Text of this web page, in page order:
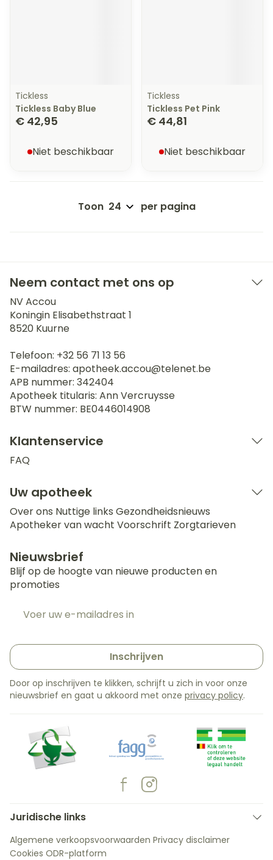
Tickless
Tickless Baby Blue
€ 42,95
Niet beschikbaar
Tickless
Tickless Pet Pink
€ 44,81
Niet beschikbaar
Toon per pagina
Neem contact met ons op
NV Accou
Koningin Elisabethstraat 1
8520 Kuurne
Telefoon: +32 56 71 13 56
E-mailadres: apotheek.accou@telenet.be
APB nummer: 342404
Apotheek titularis: Ann Vercruysse
BTW nummer: BE0446014908
Klantenservice
FAQ
Uw apotheek
Over ons Nuttige links Gezondheidsnieuws
Apotheker van wacht Voorschrift Zorgtarieven
Nieuwsbrief
Blijf op de hoogte van nieuwe producten en
promoties
Inschrijven
Door op inschrijven te klikken, schrijft u zich in voor onze
nieuwsbrief en gaat u akkoord met onze privacy policy.
Juridische links
Algemene verkoopsvoorwaarden Privacy disclaimer
Cookies ODR-platform